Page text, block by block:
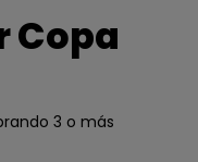
Copa
3 o más